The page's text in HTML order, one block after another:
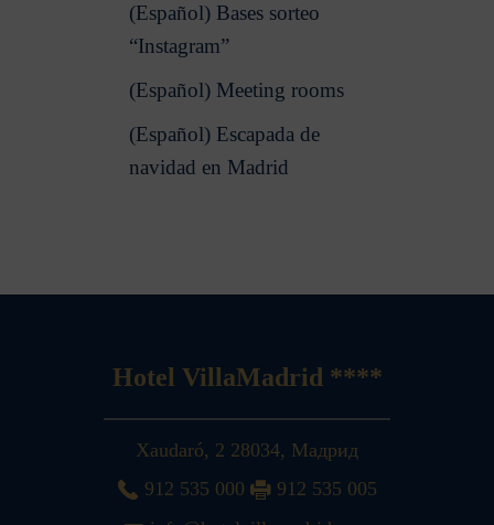
(Español) Bases sorteo
“Instagram”
(Español) Meeting rooms
(Español) Escapada de
navidad en Madrid
Hotel VillaMadrid ****
Xaudaró, 2 28034, Мадрид
912 535 000
912 535 005